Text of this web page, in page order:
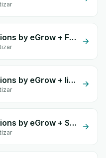
Email Notifications by eGrow + Facebook Conversion API (CAPI)
Email Notifications by eGrow + lightfunnels
Email Notifications by eGrow + Stripe